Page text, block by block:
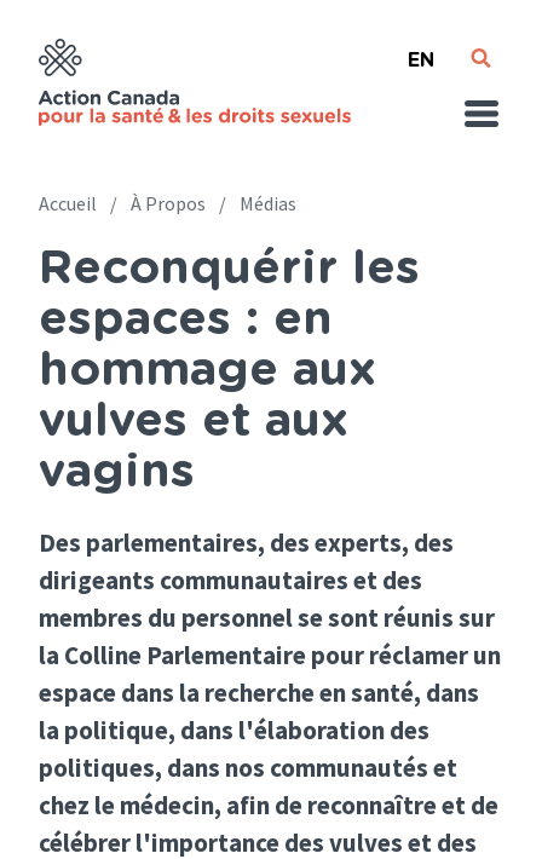
content
English
Breadcrumb
Accueil À Propos Médias
Reconquérir les
espaces : en
hommage aux
vulves et aux
vagins
Des parlementaires, des experts, des
dirigeants communautaires et des
membres du personnel se sont réunis sur
la Colline Parlementaire pour réclamer un
espace dans la recherche en santé, dans
la politique, dans l'élaboration des
politiques, dans nos communautés et
chez le médecin, afin de reconnaître et de
célébrer l'importance des vulves et des